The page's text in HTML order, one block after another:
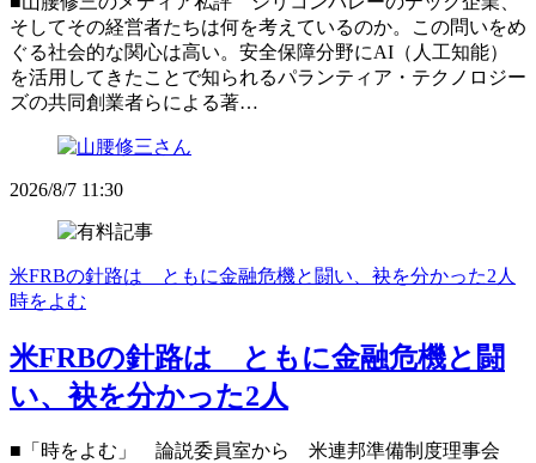
そしてその経営者たちは何を考えているのか。この問いをめ
ぐる社会的な関心は高い。安全保障分野にAI（人工知能）
を活用してきたことで知られるパランティア・テクノロジー
ズの共同創業者らによる著…
2026/8/7 11:30
米FRBの針路は ともに金融危機と闘い、袂を分かった2人
時をよむ
米FRBの針路は ともに金融危機と闘
い、袂を分かった2人
■「時をよむ」 論説委員室から 米連邦準備制度理事会